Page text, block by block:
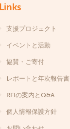
Links
支援プロジェクト
イベントと活動
協賛・ご寄付
レポートと年次報告書
REIの案内とQ&A
個人情報保護方針